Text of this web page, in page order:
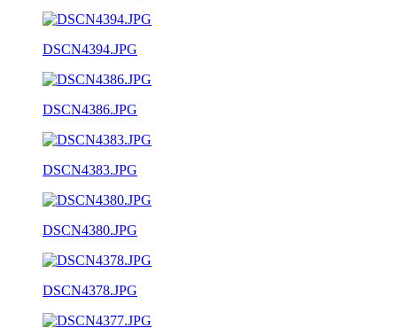
DSCN4394.JPG
DSCN4386.JPG
DSCN4383.JPG
DSCN4380.JPG
DSCN4378.JPG